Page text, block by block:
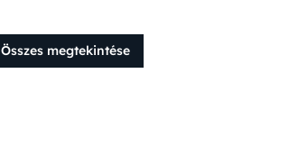
Összes megtekintése